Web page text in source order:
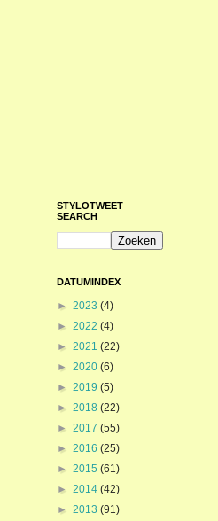
STYLOTWEET
SEARCH
DATUMINDEX
► 2023 (4)
► 2022 (4)
► 2021 (22)
► 2020 (6)
► 2019 (5)
► 2018 (22)
► 2017 (55)
► 2016 (25)
► 2015 (61)
► 2014 (42)
► 2013 (91)